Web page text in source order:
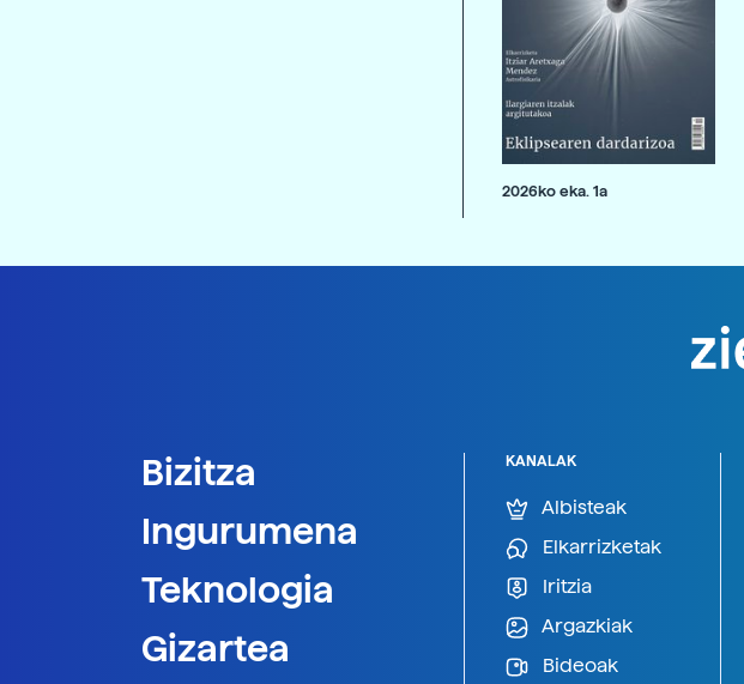
2026ko eka. 1a
Bizitza
Ingurumena
Teknologia
Gizartea
KANALAK
Albisteak
Elkarrizketak
Iritzia
Argazkiak
Bideoak